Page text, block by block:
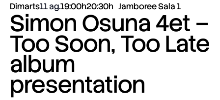
Dimarts11 ag.19:00h20:30h Jamboree Sala 1
Simon Osuna 4et –
Too Soon, Too Late
album
presentation